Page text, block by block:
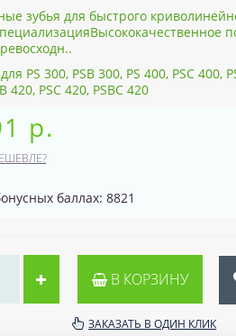
зубья для быстрого
PS 300, PSB 300, PS 400, PSC 400,
420, PSC 420, PSBC 420
р.
баллах: 8821
В КОРЗИНУ
ЗАКАЗАТЬ В ОДИН КЛИК